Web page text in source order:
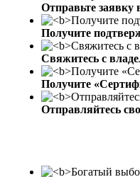
Отправьте заявку
Получите
Свяжитесь с
Получите
Отправляйтесь